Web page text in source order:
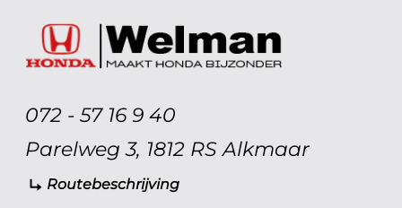
072 - 57 16 9 40
Parelweg 3, 1812 RS Alkmaar
Routebeschrijving